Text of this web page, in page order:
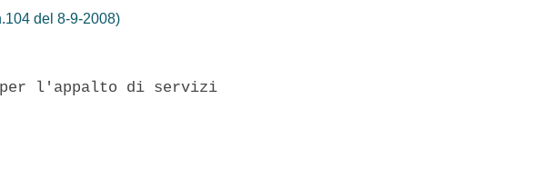
del 8-9-2008)
l'appalto di servizi